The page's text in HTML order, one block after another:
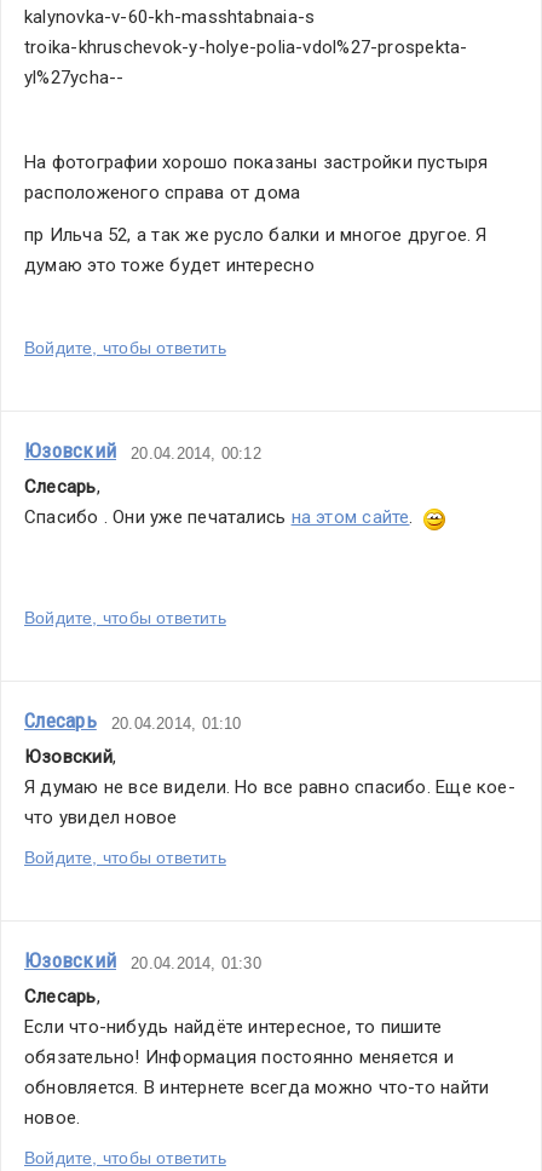
kalynovka-v-60-kh-masshtabnaia-s
troika-khruschevok-y-holye-polia-vdol%27-prospekta-
yl%27ycha--
На фотографии хорошо показаны застройки пустыря
расположеного справа от дома
пр Ильча 52, а так же русло балки и многое другое. Я
думаю это тоже будет интересно
Войдите, чтобы ответить
Юзовский 20.04.2014, 00:12
Слесарь,
Спасибо . Они уже печатались на этом сайте.
Войдите, чтобы ответить
Слесарь 20.04.2014, 01:10
Юзовский,
Я думаю не все видели. Но все равно спасибо. Еще кое-
что увидел новое
Войдите, чтобы ответить
Юзовский 20.04.2014, 01:30
Слесарь,
Если что-нибудь найдёте интересное, то пишите
обязательно! Информация постоянно меняется и
обновляется. В интернете всегда можно что-то найти
новое.
Войдите, чтобы ответить